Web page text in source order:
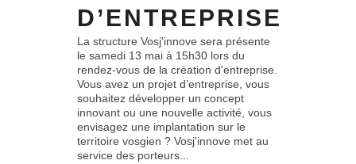
D’ENTREPRISE
La structure Vosj'innove sera présente
le samedi 13 mai à 15h30 lors du
rendez-vous de la création d'entreprise.
Vous avez un projet d’entreprise, vous
souhaitez développer un concept
innovant ou une nouvelle activité, vous
envisagez une implantation sur le
territoire vosgien ? Vosj'innove met au
service des porteurs...